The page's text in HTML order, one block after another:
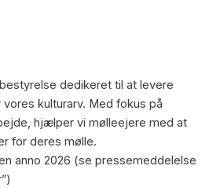
dedikeret til at levere
kulturarv. Med fokus på
hjælper vi mølleejere med at
for deres mølle.
anno 2026 (se pressemeddelelse